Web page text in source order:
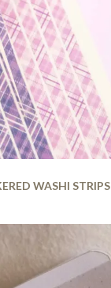
WASHI STRIPS